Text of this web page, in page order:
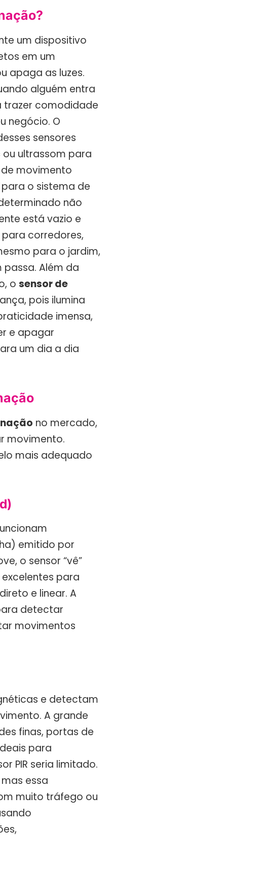
um dispositivo
em um
apaga as luzes.
alguém entra
trazer comodidade
negócio. O
sensores
ultrassom para
movimento
o sistema de
não
está vazio e
corredores,
para o jardim,
Além da
o sensor de
pois ilumina
imensa,
e apagar
um dia a dia
no mercado,
movimento.
mais adequado
emitido por
o sensor “vê”
para
e linear. A
detectar
movimentos
e detectam
A grande
finas, portas de
para
PIR seria limitado.
essa
muito tráfego ou